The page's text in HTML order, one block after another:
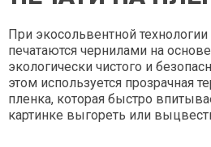
При экосольвентной
печатаются чернилами на
экологически чистого и
этом используется прозрачная
пленка, которая быстро
картинке выгореть или